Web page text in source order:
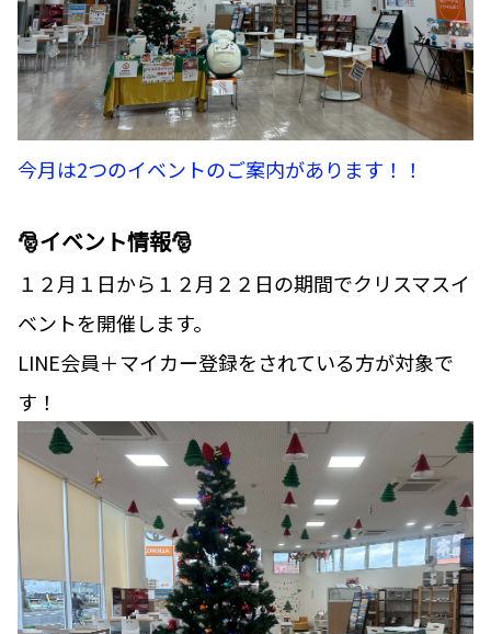
今月は2つのイベントのご案内があります！！
🎅イベント情報🎅
１２月１日から１２月２２日の期間でクリスマスイ
ベントを開催します。
LINE会員＋マイカー登録をされている方が対象で
す！